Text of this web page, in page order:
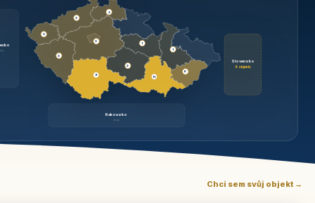
Slovensko
6 objektů
Rakousko
brzy
3
9
3
3
3
3
1
2
11
1
6
Chci sem svůj objekt →